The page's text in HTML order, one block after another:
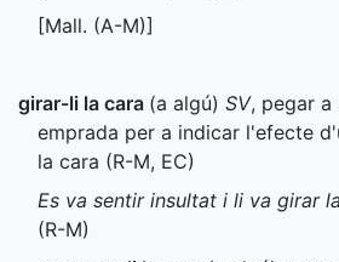
[Mall. (A-M)]
girar-li la cara (a algú) SV, pegar a
emprada per a indicar l'efecte
la cara (R-M, EC)
Es va sentir insultat i li va girar
(R-M)